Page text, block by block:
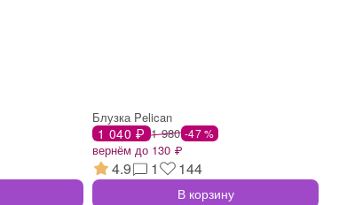
Блузка Pelican
1 040 ₽ 1 980 -47 %
вернём до 130 ₽
4.9 1 144
В корзину